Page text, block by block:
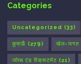
Categories
Uncategorized (33)
कुमाऊँ (279) खेल-जगत
जॉब्स एंड रिक्रूटमेंट (21)